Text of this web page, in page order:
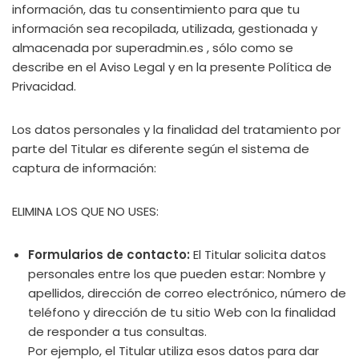
información, das tu consentimiento para que tu
información sea recopilada, utilizada, gestionada y
almacenada por superadmin.es , sólo como se
describe en el Aviso Legal y en la presente Política de
Privacidad.
Los datos personales y la finalidad del tratamiento por
parte del Titular es diferente según el sistema de
captura de información:
ELIMINA LOS QUE NO USES:
Formularios de contacto: El Titular solicita datos
personales entre los que pueden estar: Nombre y
apellidos, dirección de correo electrónico, número de
teléfono y dirección de tu sitio Web con la finalidad
de responder a tus consultas.
Por ejemplo, el Titular utiliza esos datos para dar